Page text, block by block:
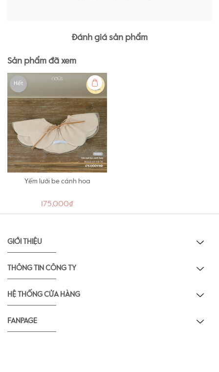
Đánh giá sản phẩm
Sản phẩm đã xem
Hết
Yếm lưới be cánh hoa
175,000₫
GIỚI THIỆU
THÔNG TIN CÔNG TY
HỆ THỐNG CỬA HÀNG
FANPAGE